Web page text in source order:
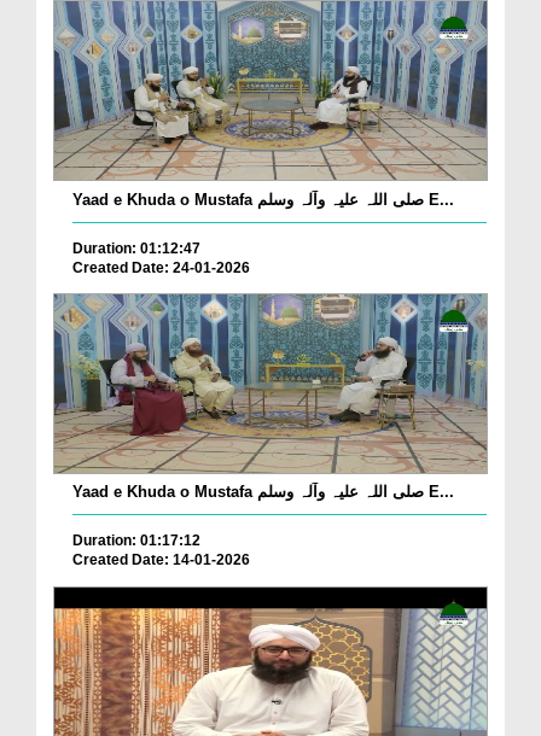
Yaad e Khuda o Mustafa صلی اللہ علیہ وآلہ وسلم E...
Duration: 01:12:47
Created Date: 24-01-2026
Yaad e Khuda o Mustafa صلی اللہ علیہ وآلہ وسلم E...
Duration: 01:17:12
Created Date: 14-01-2026